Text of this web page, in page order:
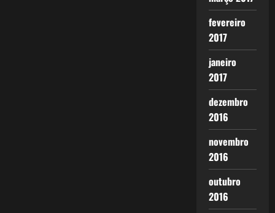
fevereiro
2017
janeiro
2017
dezembro
2016
novembro
2016
outubro
2016